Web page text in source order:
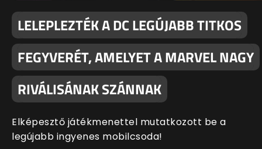
LELEPLEZTÉK A DC LEGÚJABB TITKOS
FEGYVERÉT, AMELYET A MARVEL NAGY
RIVÁLISÁNAK SZÁNNAK
Elképesztő játékmenettel mutatkozott be a
legújabb ingyenes mobilcsoda!